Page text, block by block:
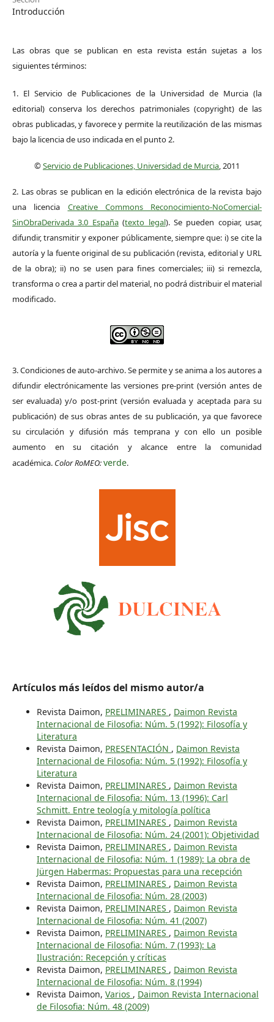
Introducción
Las obras que se publican en esta revista están sujetas a los
siguientes términos:
1. El Servicio de Publicaciones de la Universidad de Murcia (la
editorial) conserva los derechos patrimoniales (copyright) de las
obras publicadas, y favorece y permite la reutilización de las mismas
bajo la licencia de uso indicada en el punto 2.
©Servicio de Publicaciones, Universidad de Murcia, 2011
2. Las obras se publican en la edición electrónica de la revista bajo
una licencia Creative Commons Reconocimiento-NoComercial-
SinObraDerivada 3.0 España(texto legal). Se pueden copiar, usar,
difundir, transmitir y exponer públicamente, siempre que: i) se cite la
autoría y la fuente original de su publicación (revista, editorial y URL
de la obra); ii) no se usen para fines comerciales; iii) si remezcla,
transforma o crea a partir del material, no podrá distribuir el material
modificado.
3. Condiciones de auto-archivo. Se permite y se anima a los autores a
difundir electrónicamente las versiones pre-print (versión antes de
ser evaluada) y/o post-print (versión evaluada y aceptada para su
publicación) de sus obras antes de su publicación, ya que favorece
su circulación y difusión más temprana y con ello un posible
aumento en su citación y alcance entre la comunidad
académica. Color RoMEO:verde.
Artículos más leídos del mismo autor/a
Revista Daimon, PRELIMINARES , Daimon Revista
Internacional de Filosofia: Núm. 5 (1992): Filosofía y
Literatura
Revista Daimon, PRESENTACIÓN , Daimon Revista
Internacional de Filosofia: Núm. 5 (1992): Filosofía y
Literatura
Revista Daimon, PRELIMINARES , Daimon Revista
Internacional de Filosofia: Núm. 13 (1996): Carl
Schmitt. Entre teología y mitología política
Revista Daimon, PRELIMINARES , Daimon Revista
Internacional de Filosofia: Núm. 24 (2001): Objetividad
Revista Daimon, PRELIMINARES , Daimon Revista
Internacional de Filosofia: Núm. 1 (1989): La obra de
Jürgen Habermas: Propuestas para una recepción
Revista Daimon, PRELIMINARES , Daimon Revista
Internacional de Filosofia: Núm. 28 (2003)
Revista Daimon, PRELIMINARES , Daimon Revista
Internacional de Filosofia: Núm. 41 (2007)
Revista Daimon, PRELIMINARES , Daimon Revista
Internacional de Filosofia: Núm. 7 (1993): La
Ilustración: Recepción y críticas
Revista Daimon, PRELIMINARES , Daimon Revista
Internacional de Filosofia: Núm. 8 (1994)
Revista Daimon, Varios , Daimon Revista Internacional
de Filosofia: Núm. 48 (2009)